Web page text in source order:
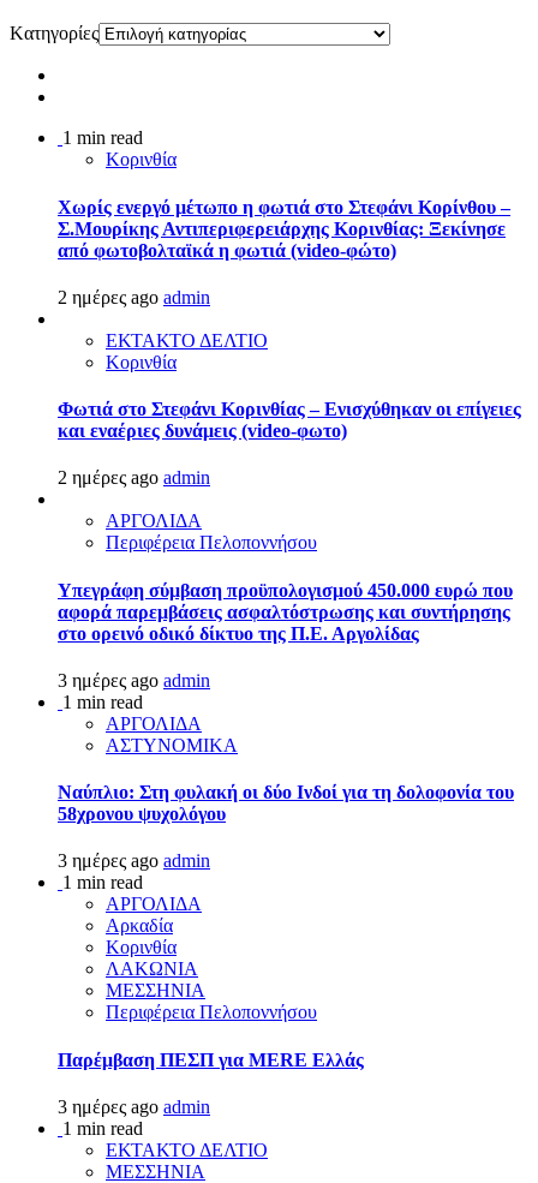
Kατηγορίες
1 min read
Κορινθία
Χωρίς ενεργό μέτωπο η φωτιά στο Στεφάνι Κορίνθου –
Σ.Μουρίκης Αντιπεριφερειάρχης Κορινθίας: Ξεκίνησε
από φωτοβολταϊκά η φωτιά (video-φώτο)
2 ημέρες ago admin
ΕΚΤΑΚΤΟ ΔΕΛΤΙΟ
Κορινθία
Φωτιά στο Στεφάνι Κορινθίας – Ενισχύθηκαν οι επίγειες
και εναέριες δυνάμεις (video-φωτο)
2 ημέρες ago admin
ΑΡΓΟΛΙΔΑ
Περιφέρεια Πελοποννήσου
Υπεγράφη σύμβαση προϋπολογισμού 450.000 ευρώ που
αφορά παρεμβάσεις ασφαλτόστρωσης και συντήρησης
στο ορεινό οδικό δίκτυο της Π.Ε. Αργολίδας
3 ημέρες ago admin
1 min read
ΑΡΓΟΛΙΔΑ
ΑΣΤΥΝΟΜΙΚΑ
Ναύπλιο: Στη φυλακή οι δύο Ινδοί για τη δολοφονία του
58χρονου ψυχολόγου
3 ημέρες ago admin
1 min read
ΑΡΓΟΛΙΔΑ
Αρκαδία
Κορινθία
ΛΑΚΩΝΙΑ
ΜΕΣΣΗΝΙΑ
Περιφέρεια Πελοποννήσου
Παρέμβαση ΠΕΣΠ για MERE Ελλάς
3 ημέρες ago admin
1 min read
ΕΚΤΑΚΤΟ ΔΕΛΤΙΟ
ΜΕΣΣΗΝΙΑ